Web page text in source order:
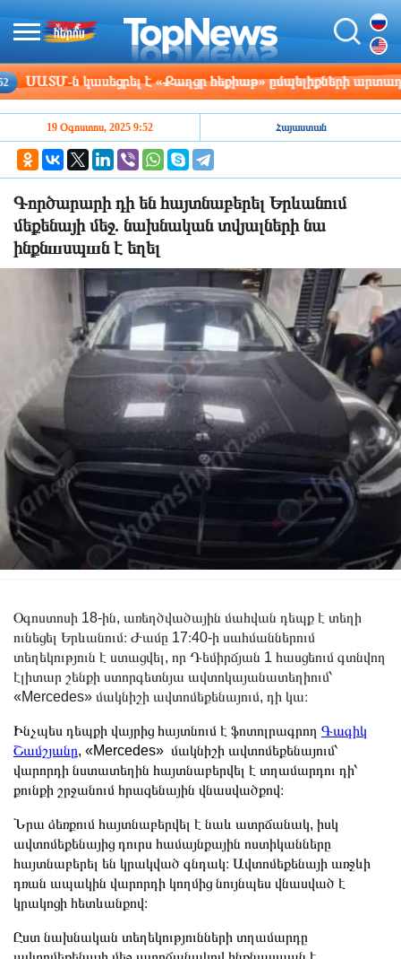
ն կասեցրել է «Քաղցր հեքիաթ» ըմպելիքների
19 Օգոստոս, 2025 9:52 Հայաստան
Գործարարի դի են հայտնաբերել Երևանում
մեքենայի մեջ. նախնական տվյալների նա
ինքնшսպшն է եղել
Օգոստոսի 18-ին, առեղծվածային մահվան դեպք է տեղի
ունեցել Երևանում։ Ժամը 17։40-ի սահմաններում
տեղեկություն է ստացվել, որ Դեմիրճյան 1 հասցեում գտնվող
էլիտար շենքի ստորգետնյա ավտոկայանատեղիում՝
«Mercedes» մակնիշի ավտոմեքենայում, դի կա։
Ինչպես դեպքի վայրից հայտնում է ֆոտոլրագրող Գագիկ
Շամշյանը, «Mercedes» մակնիշի ավտոմեքենայում՝
վարորդի նստատեղին հայտնաբերվել է տղամարդու դի՝
քունքի շրջանում հրազենային վնասվածքով։
Նրա ձեռքում հայտնաբերվել է նաև ատրճանակ, իսկ
ավտոմեքենայից դուրս համայնքային ոստիկանները
հայտնաբերել են կրակված գնդակ։ Ավտոմեքենայի առջևի
դռան ապակին վարորդի կողմից նույնպես վնասված է
կրակոցի հետևանքով։
Ըստ նախնական տեղեկությունների տղամարդը